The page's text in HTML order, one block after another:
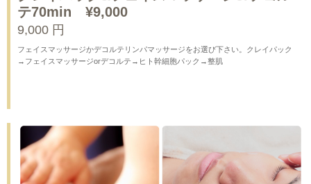
テ70min ¥9,000
9,000 円
フェイスマッサージかデコルテリンパマッサージをお選び下さい。クレイパック
→フェイスマッサージorデコルテ→ヒト幹細胞パック→整肌